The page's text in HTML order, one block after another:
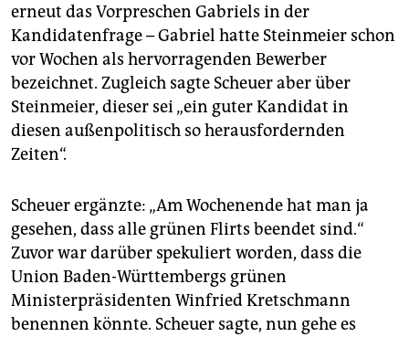
erneut das Vorpreschen Gabriels in der
Kandidatenfrage – Gabriel hatte Steinmeier schon
vor Wochen als hervorragenden Bewerber
bezeichnet. Zugleich sagte Scheuer aber über
Steinmeier, dieser sei „ein guter Kandidat in
diesen außenpolitisch so herausfordernden
Zeiten“.
Scheuer ergänzte: „Am Wochenende hat man ja
gesehen, dass alle grünen Flirts beendet sind.“
Zuvor war darüber spekuliert worden, dass die
Union Baden-Württembergs grünen
Ministerpräsidenten Winfried Kretschmann
benennen könnte. Scheuer sagte, nun gehe es